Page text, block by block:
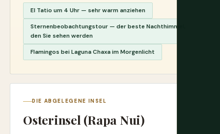
El Tatio um 4 Uhr — sehr warm anziehen
Sternenbeobachtungstour — der beste Nachthimmel,
den Sie sehen werden
Flamingos bei Laguna Chaxa im Morgenlicht
DIE ABGELEGENE INSEL
Osterinsel (Rapa Nui)